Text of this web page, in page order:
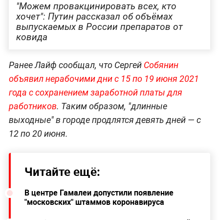
"Можем провакцинировать всех, кто
хочет": Путин рассказал об объёмах
выпускаемых в России препаратов от
ковида
Ранее Лайф сообщал, что Сергей Собянин
объявил нерабочими дни с 15 по 19 июня 2021
года с сохранением заработной платы для
работников. Таким образом, "длинные
выходные" в городе продлятся девять дней — с
12 по 20 июня.
Читайте ещё:
В центре Гамалеи допустили появление
"московских" штаммов коронавируса